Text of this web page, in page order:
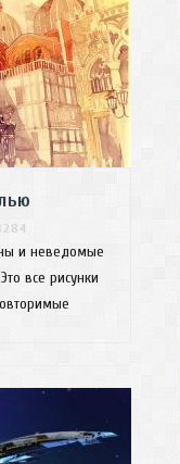
и неведомые
все рисунки